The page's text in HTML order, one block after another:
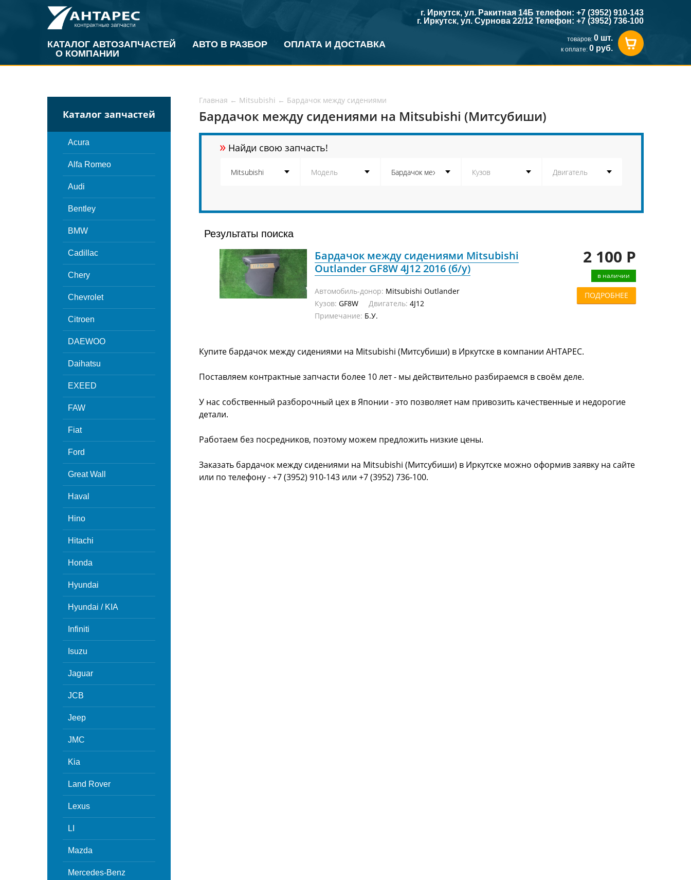
КАТАЛОГ АВТОЗАПЧАСТЕЙ АВТО В РАЗБОР
ОПЛАТА И ДОСТАВКА
О КОМПАНИИ
г. Иркутск, ул. Ракитная 14Б телефон: +7 (3952) 910-143
г. Иркутск, ул. Сурнова 22/12 Телефон: +7 (3952) 736-100
товаров: 0 шт.
к оплате: 0 руб.
Каталог запчастей
Acura
Alfa Romeo
Audi
Bentley
BMW
Cadillac
Chery
Chevrolet
Citroen
DAEWOO
Daihatsu
EXEED
FAW
Fiat
Ford
Great Wall
Haval
Hino
Hitachi
Honda
Hyundai
Hyundai / KIA
Infiniti
Isuzu
Jaguar
JCB
Jeep
JMC
Kia
Land Rover
Lexus
LI
Mazda
Mercedes-Benz
Главная ← Mitsubishi ← Бардачок между сидениями
Бардачок между сидениями на Mitsubishi (Митсубиши)
» Найди свою запчасть!
Результаты поиска
Бардачок между сидениями Mitsubishi
Outlander GF8W 4J12 2016 (б/у)
Автомобиль-донор: Mitsubishi Outlander
Кузов: GF8W Двигатель: 4J12
Примечание: Б.У.
2 100 Р
в наличии
ПОДРОБНЕЕ
Купите бардачок между сидениями на Mitsubishi (Митсубиши) в Иркутске в компании АНТАРЕС.
Поставляем контрактные запчасти более 10 лет - мы действительно разбираемся в своём деле.
У нас собственный разборочный цех в Японии - это позволяет нам привозить качественные и недорогие
детали.
Работаем без посредников, поэтому можем предложить низкие цены.
Заказать бардачок между сидениями на Mitsubishi (Митсубиши) в Иркутске можно оформив заявку на сайте
или по телефону - +7 (3952) 910-143 или +7 (3952) 736-100.